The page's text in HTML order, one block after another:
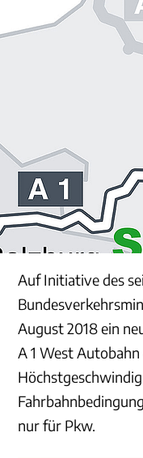
Auf Initiative des
August 2018 ein
A 1 West
nur für Pkw.